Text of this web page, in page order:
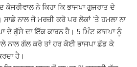
ਨੇ ਕਿਹਾ ਕਿ ਭਾਜਪਾ ਗੁਜਰਾਤ ਦੇ
ਸਾਡੇ ਨਾਲ ਜੋ ਮਰਜ਼ੀ ਕਰੋ ਪਰ ਲੋਕਾਂ ‘ਤੇ ਹਮਲਾ ਨਾ
ਦੇ ਗੁੱਸੇ ਦਾ ਇੱਕ ਕਾਰਨ ਹੈ। 5 ਮਿੰਟ ਭਾਜਪਾ ਨੂੰ
ਨਾਲ ਗੱਲ ਕਰੋ ਤਾਂ ਹਰ ਕੋਈ ਭਾਜਪਾ ਛੱਡ ਕੇ
ਹੈ।